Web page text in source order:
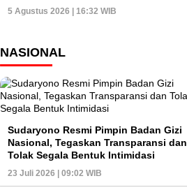
5 Agustus 2026 | 16:32 WIB
NASIONAL
Sudaryono Resmi Pimpin Badan Gizi
Nasional, Tegaskan Transparansi dan
Tolak Segala Bentuk Intimidasi
23 Juli 2026 | 09:02 WIB